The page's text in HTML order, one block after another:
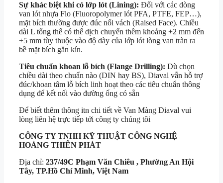
Sự khác biệt khi có lớp lót (Lining): Đối với các dòng
van lót nhựa Flo (Fluoropolymer lót PFA, PTFE, FEP…),
mặt bích thường được đúc nổi vách (Raised Face). Chiều
dài L tổng thể có thể dịch chuyển thêm khoảng +2 mm đến
+5 mm tùy thuộc vào độ dày của lớp lót lòng van tràn ra
bề mặt bích gắn kín.
Tiêu chuẩn khoan lỗ bích (Flange Drilling): Dù chọn
chiều dài theo chuẩn nào (DIN hay BS), Diaval vẫn hỗ trợ
đúc/khoan tâm lỗ bích linh hoạt theo các tiêu chuẩn thông
dụng để kết nối vào đường ống có sẵn
Để biết thêm thông itn chi tiết về Van Màng Diaval vui
lòng liên hệ trực tiếp tới công ty chúng tôi
CÔNG TY TNHH KỸ THUẬT CÔNG NGHỆ
HOÀNG THIÊN PHÁT
Địa chỉ: 237/49C Phạm Văn Chiêu , Phường An Hội
Tây, TP.Hồ Chí Minh, Việt Nam